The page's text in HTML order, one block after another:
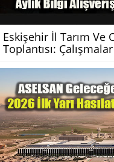
Eskişehir İl Tarım Ve
Toplantısı: